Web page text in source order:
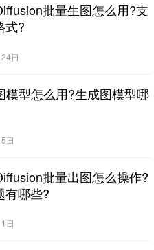
批量生图怎么用?支
式?
日
模型怎么用?生成图模型哪
日
批量出图怎么操作?
有哪些?
日